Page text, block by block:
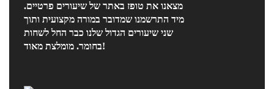
מצאנו את טופז באתר של שיעורים פרטיים.
מיד התרשמנו שמדובר במורה מקצועית ותוך
שני שיעורים הגדול שלנו כבר החל לשחות
בחומר. מומלצת מאוד!